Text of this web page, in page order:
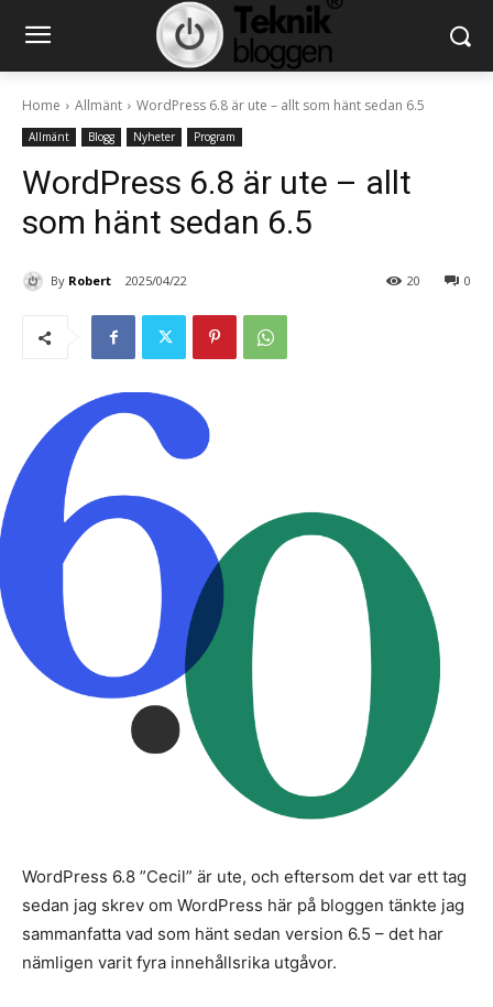
Home Allmänt WordPress 6.8 är ute – allt som hänt sedan 6.5
Allmänt Blogg Nyheter Program
WordPress 6.8 är ute – allt
som hänt sedan 6.5
By Robert 2025/04/22 0
20
WordPress 6.8 ”Cecil” är ute, och eftersom det var ett tag
sedan jag skrev om WordPress här på bloggen tänkte jag
sammanfatta vad som hänt sedan version 6.5 – det har
nämligen varit fyra innehållsrika utgåvor.